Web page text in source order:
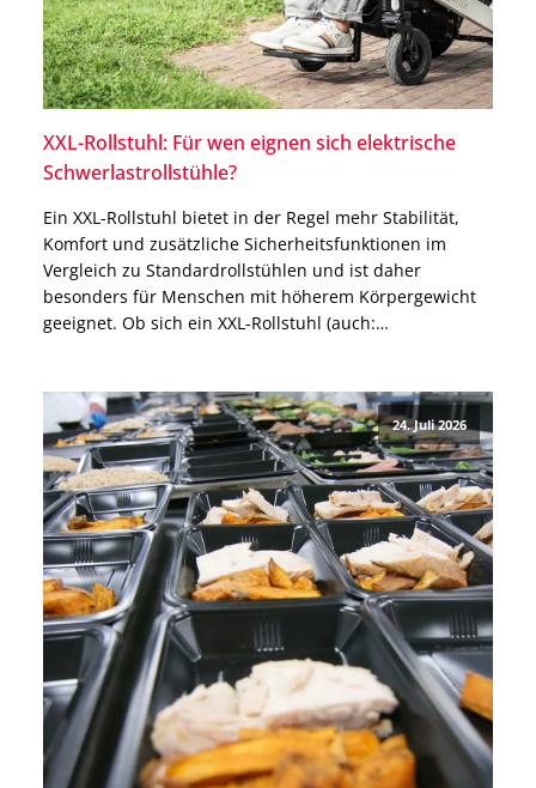
XXL-Rollstuhl: Für wen eignen sich elektrische
Schwerlastrollstühle?
Ein XXL-Rollstuhl bietet in der Regel mehr Stabilität,
Komfort und zusätzliche Sicherheitsfunktionen im
Vergleich zu Standardrollstühlen und ist daher
besonders für Menschen mit höherem Körpergewicht
geeignet. Ob sich ein XXL-Rollstuhl (auch:
große Menschen oder Menschen mit einem allgemein
breiten Körperbau […]
24. Juli 2026